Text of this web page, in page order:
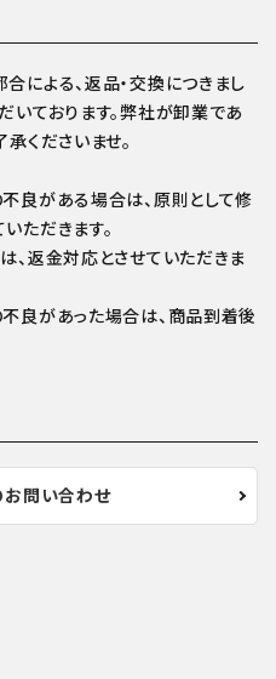
による、返品・交換につきまし
いております。弊社が卸業であ
くださいませ。
良がある場合は、原則として修
ただきます。
、返金対応とさせていただきま
良があった場合は、商品到着後
お問い合わせ